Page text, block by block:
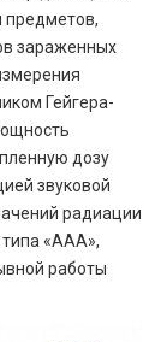
предметов,
зараженных
Гейгера-
дозу
звуковой
радиации
«ААА»,
работы